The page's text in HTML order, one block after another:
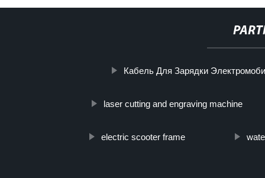
Кабель Для Зарядки
laser cutting and engraving machine
electric scooter frame